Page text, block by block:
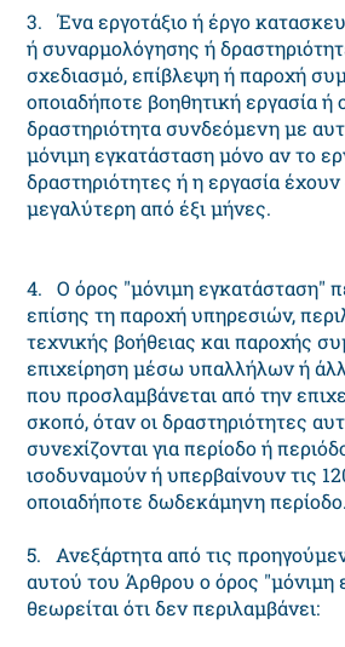
3. Ένα εργοτάξιο ή έργο
ή συναρμολόγησης ή
σχεδιασμό, επίβλεψη ή παροχή
οποιαδήποτε βοηθητική εργασία ή
δραστηριότητα συνδεόμενη με
μόνιμη εγκατάσταση μόνο αν το
δραστηριότητες ή η εργασία έχουν
μεγαλύτερη από έξι μήνες.
4. Ο όρος "μόνιμη εγκατάσταση"
επίσης τη παροχή υπηρεσιών,
τεχνικής βοήθειας και παροχής
επιχείρηση μέσω υπαλλήλων ή
που προσλαμβάνεται από την
σκοπό, όταν οι δραστηριότητες
συνεχίζονται για περίοδο ή
ισοδυναμούν ή υπερβαίνουν τις
οποιαδήποτε δωδεκάμηνη περίοδο.
5. Ανεξάρτητα από τις
αυτού του Άρθρου ο όρος "μόνιμη
θεωρείται ότι δεν περιλαμβάνει: